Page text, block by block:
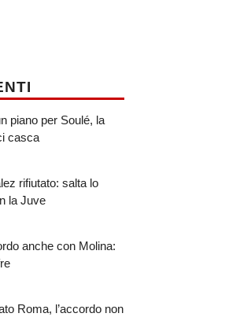
piano per Soulé, la
casca
rifiutato: salta lo
la Juve
anche con Molina:
Roma, l’accordo non